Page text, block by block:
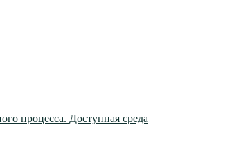
процесса. Доступная среда